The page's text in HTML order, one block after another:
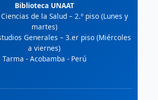
Biblioteca UNAAT
de la Salud – 2.º piso (Lunes y
martes)
Generales – 3.er piso (Miércoles
a viernes)
Tarma - Acobamba - Perú